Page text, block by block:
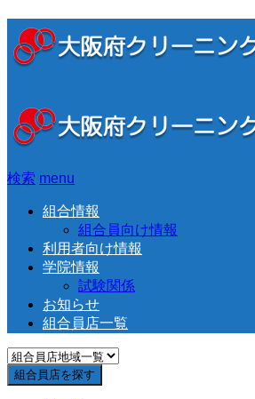
検索 menu
組合情報
組合員向け情報
利用者向け情報
学院情報
試験関係
お知らせ
組合員店一覧